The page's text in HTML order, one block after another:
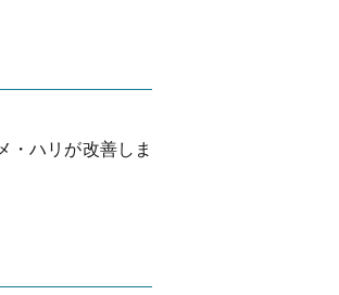
・ハリが改善しま